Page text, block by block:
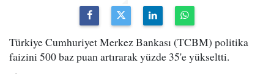
Türkiye Cumhuriyet Merkez Bankası (TCBM) politika
faizini 500 baz puan artırarak yüzde 35'e yükseltti.